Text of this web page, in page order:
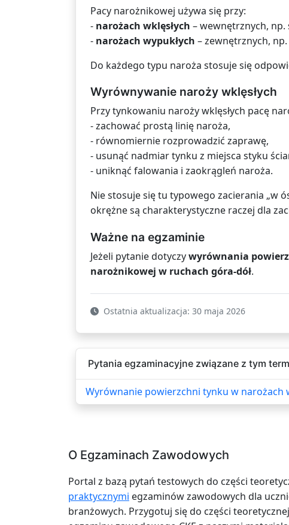
Pacy narożnikowej używa się przy:
- narożach wklęsłych – wewnętrznych,
- narożach wypukłych – zewnętrznych,
Do każdego typu naroża stosuje się
Wyrównywanie naroży wklęsłych
Przy tynkowaniu naroży wklęsłych pacę
- zachować prostą linię naroża,
- równomiernie rozprowadzić zaprawę,
- usunąć nadmiar tynku z miejsca styku
- uniknąć falowania i zaokrągleń naroża.
Nie stosuje się tu typowego zacierania „w
okrężne są charakterystyczne raczej dla
Ważne na egzaminie
Jeżeli pytanie dotyczywyrównania
narożnikowej w ruchach góra-dół.
Ostatnia aktualizacja: 30 maja 2026
Pytania egzaminacyjne związane z tym
Wyrównanie powierzchni tynku w narożach
O Egzaminach Zawodowych
Portal z bazą pytań testowych do części
praktycznymi egzaminów zawodowych dla
branżowych. Przygotuj się do części